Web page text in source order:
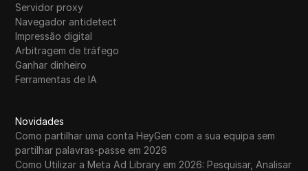
Servidor proxy
Navegador antidetect
Impressão digital
Arbitragem de tráfego
Ganhar dinheiro
Ferramentas de IA
Novidades
Como partilhar uma conta HeyGen com a sua equipa sem
partilhar palavras-passe em 2026
Como Utilizar a Meta Ad Library em 2026: Pesquisar, Analisar